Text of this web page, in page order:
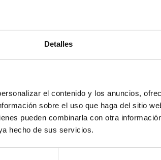
Detalles
el contenido y los anuncios,
sobre el uso que haga del sitio
pueden combinarla con otra
hecho de sus servicios.
+34 96 513 5918